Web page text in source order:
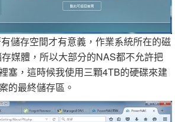
儲存空間才有意義，作業系統所在的磁
媒體，所以大部分的NAS都不允許把
塞，這時候我使用三顆4TB的硬碟來建
的最終儲存區。